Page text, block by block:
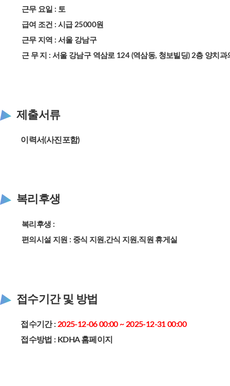
근무 요일 : 토
급여 조건 : 시급 25000원
근무 지역 : 서울 강남구
근 무 지 : 서울 강남구 역삼로 124 (역삼동, 청보빌딩) 2층 양치과
제출서류
이력서(사진포함)
복리후생
복리후생 :
편의시설 지원 : 중식 지원,간식 지원,직원 휴게실
접수기간 및 방법
접수기간 :2025-12-06 00:00 ~ 2025-12-31 00:00
접수방법 : KDHA 홈페이지